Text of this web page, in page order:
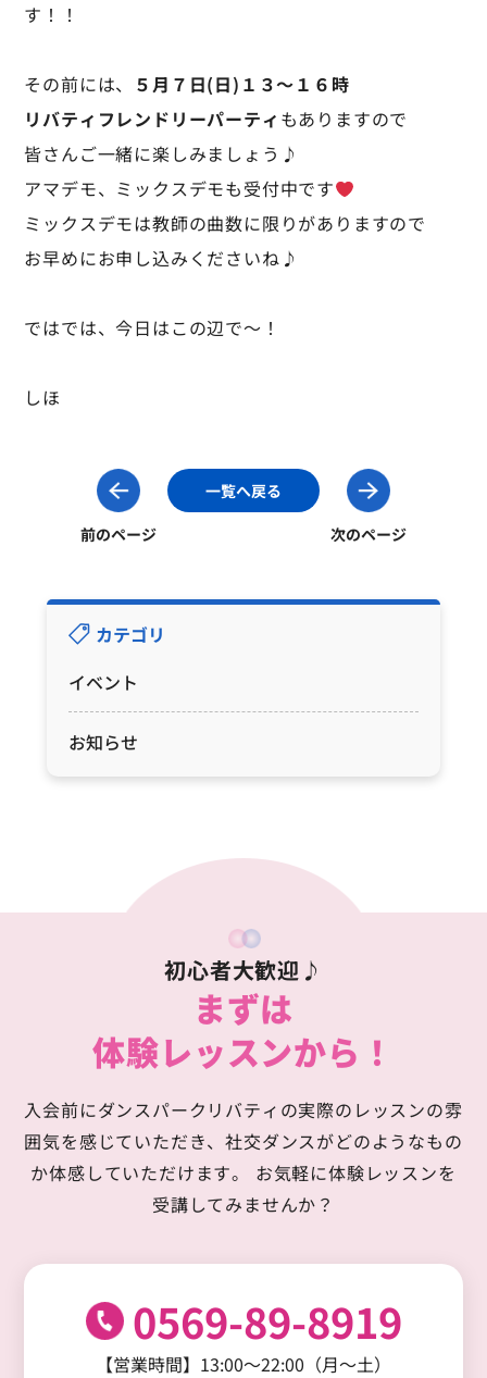
す！！
その前には、 ５月７日(日)１３～１６時
リバティフレンドリーパーティ もありますので
皆さんご一緒に楽しみましょう♪
アマデモ、ミックスデモも受付中です
ミックスデモは教師の曲数に限りがありますので
お早めにお申し込みくださいね♪
ではでは、今日はこの辺で～！
しほ
前のページ
一覧へ戻る
次のページ
カテゴリ
イベント
お知らせ
初心者大歓迎♪
まずは
体験レッスンから！
入会前にダンスパークリバティの実際のレッスンの雰
囲気を感じていただき、社交ダンスがどのようなもの
か体感していただけます。
お気軽に体験レッスンを
受講してみませんか？
0569-89-8919
【営業時間】13:00～22:00（月～土）